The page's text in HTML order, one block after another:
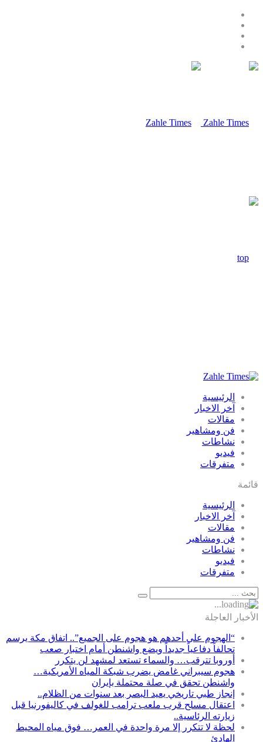
الرئيسية
آخر الاخبار
مقالات
فن ومشاهير
نشاطات
فيديو
متفرقات
قائمة
الرئيسية
آخر الاخبار
مقالات
فن ومشاهير
نشاطات
فيديو
متفرقات
الأخبار العاجلة
“الهجوم على أحدهم هو هجوم على الجميع”.. اتفاق مكة يرسم
تحالفاً دفاعياً جديداً ويضع واشنطن أمام اختبار صعب
أوروبا تترقب… والسماء تستعد لمشهد لن يتكرر
هجوم سيبراني غامض يضرب شبكة المياه الأمريكية…
واشنطن تحقق في صلة محتملة بإيران
إنجاز طبي تاريخي يعيد البصر بعد سنوات من الظلام..
اعتقال مسلح قرب ملعب ترامب للغولف في كاليفورنيا قبل
زيارته الرئاسية..
لحظة لا تتكرر إلا مرة واحدة في العمر… فوق مياه المحيط
الهادئ